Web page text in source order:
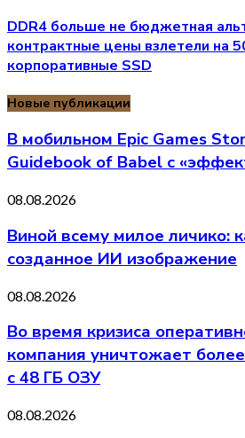
DDR4 больше не бюджетная
контрактные цены взлетели на
корпоративные SSD
Новые публикации
В мобильном Epic Games
Guidebook of Babel с
08.08.2026
Виной всему милое личико:
созданное ИИ изображение
08.08.2026
Во время кризиса
компания уничтожает
с 48 ГБ ОЗУ
08.08.2026